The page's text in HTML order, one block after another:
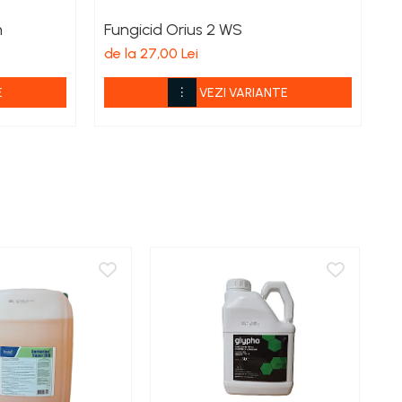
Fungicid Orius 2 WS
de la 27,00 Lei
VEZI VARIANTE